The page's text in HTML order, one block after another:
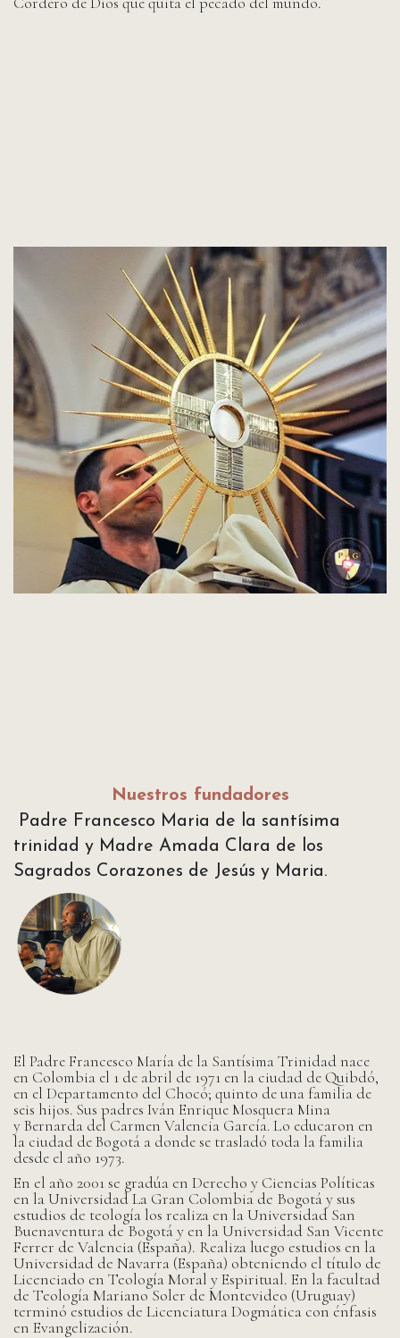
Nuestros fundadores
Padre Francesco Maria de la santísima
trinidad y Madre Amada Clara de los
Sagrados Corazones de Jesús y Maria.
El Padre Francesco María de la Santísima Trinidad nace
en Colombia el 1 de abril de 1971 en la ciudad de Quibdó,
en el Departamento del Chocó; quinto de una familia de
seis hijos. Sus padres Iván Enrique Mosquera Mina
y Bernarda del Carmen Valencia García. Lo educaron en
la ciudad de Bogotá a donde se trasladó toda la familia
desde el año 1973.
En el año 2001 se gradúa en Derecho y Ciencias Políticas
en la Universidad La Gran Colombia de Bogotá y sus
estudios de teología los realiza en la Universidad San
Buenaventura de Bogotá y en la Universidad San Vicente
Ferrer de Valencia (España). Realiza luego estudios en la
Universidad de Navarra (España) obteniendo el título de
Licenciado en Teología Moral y Espiritual. En la facultad
de Teología Mariano Soler de Montevideo (Uruguay)
terminó estudios de Licenciatura Dogmática con énfasis
en Evangelización.